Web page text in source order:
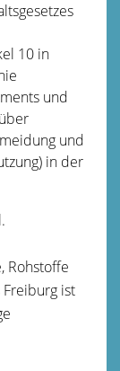
10 in
und
und
in der
Rohstoffe
ist